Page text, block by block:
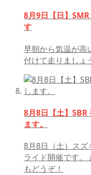
8月9日【日】
す
早朝から気温が高
付けて走りましょ
8月8日【土】SBR
ます。
8月8日（土）ス
ライド開催です。
もどうぞ！